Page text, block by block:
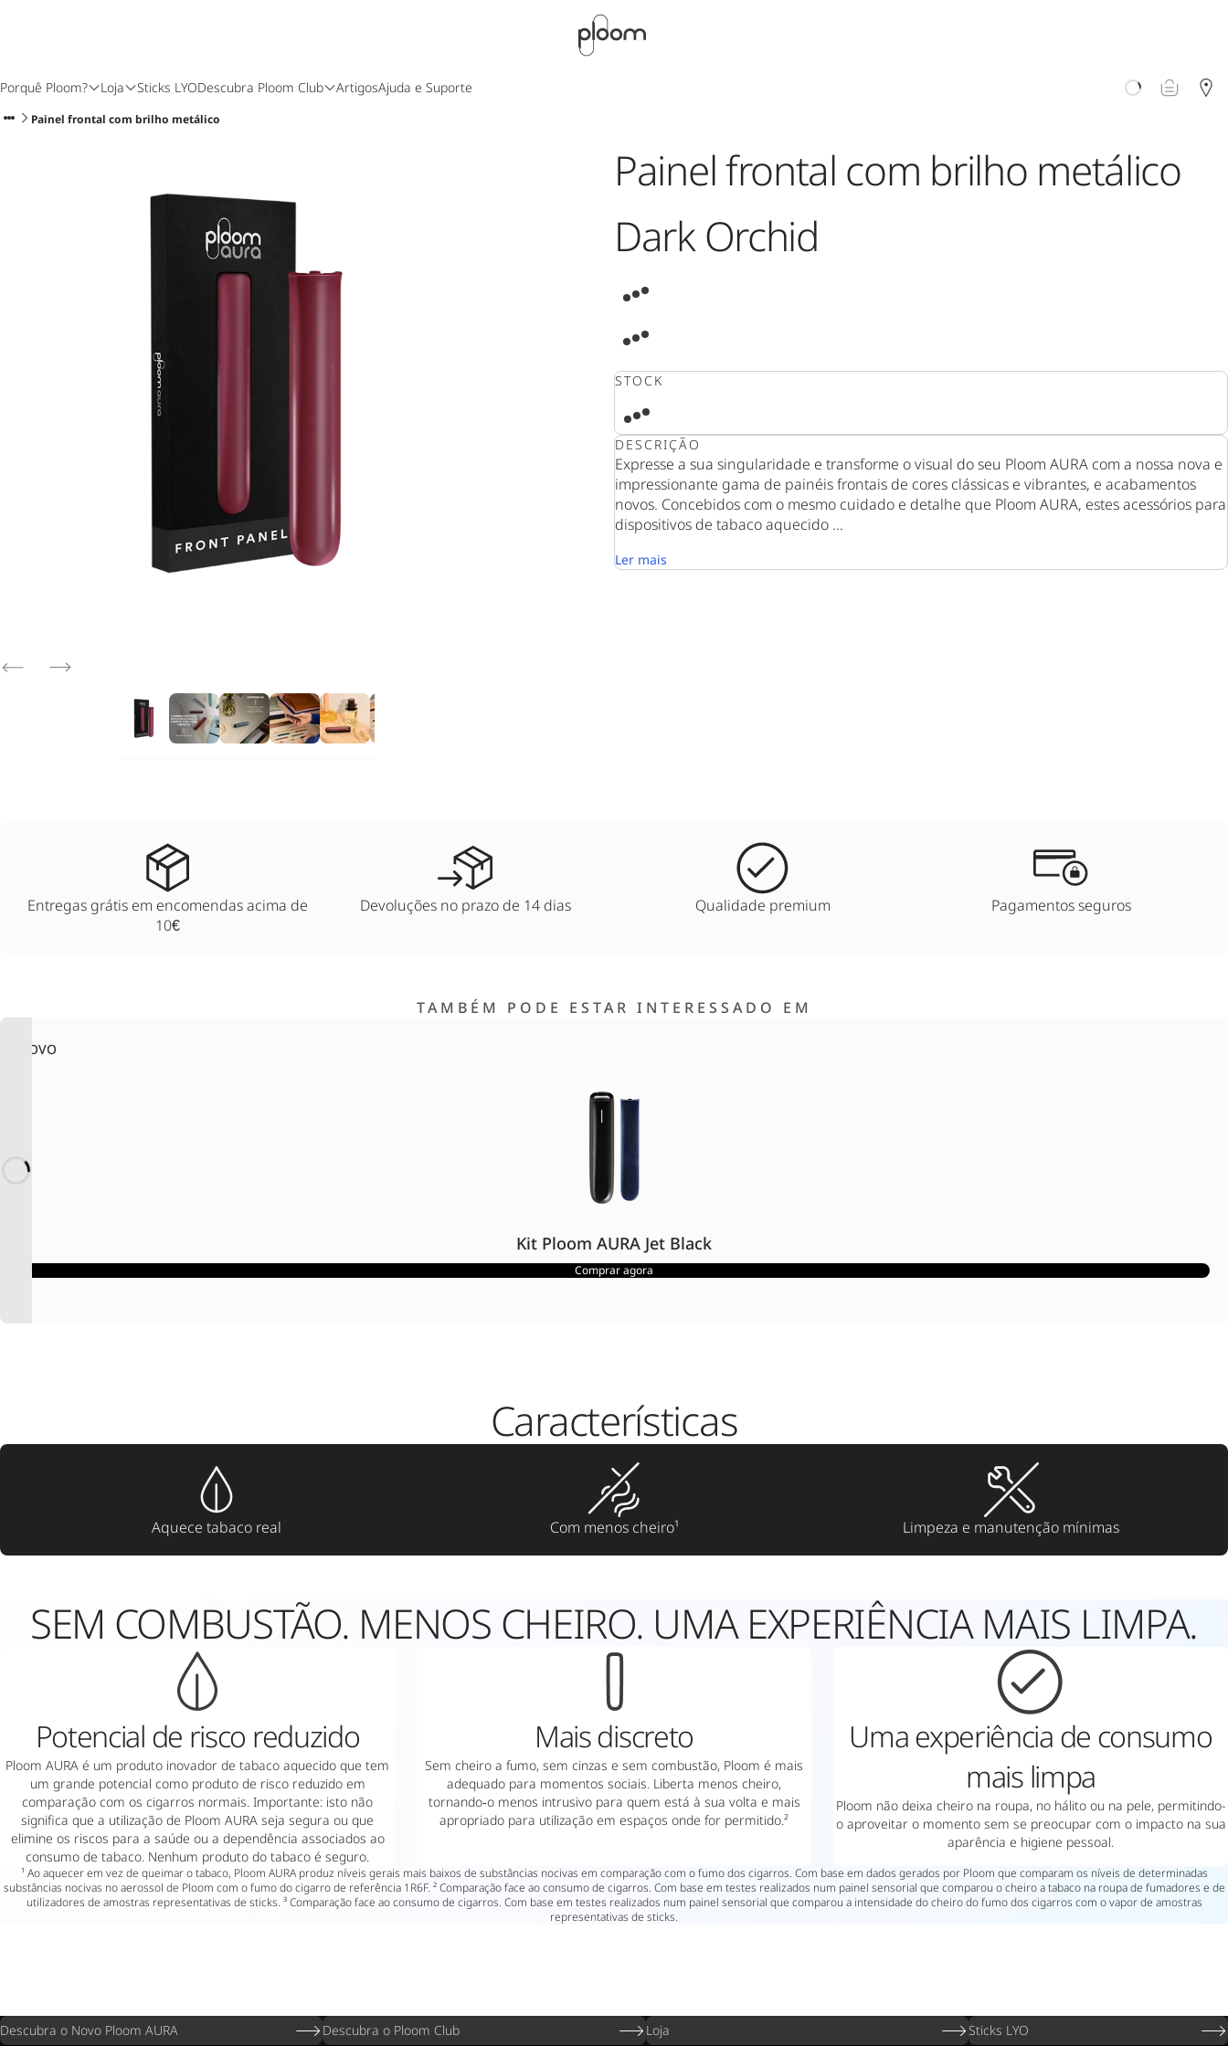
Porquê Ploom? Loja Sticks LYODescubra Ploom Club ArtigosAjuda e Suporte
Painel frontal com brilho metálico
Painel frontal com brilho metálico
Dark Orchid
STOCK
DESCRIÇÃO
Expresse a sua singularidade e transforme o visual do seu Ploom AURA com a nossa nova e
impressionante gama de painéis frontais de cores clássicas e vibrantes, e acabamentos
novos. Concebidos com o mesmo cuidado e detalhe que Ploom AURA, estes acessórios para
dispositivos de tabaco aquecido ...
Ler mais
Entregas grátis em encomendas acima de
10€
Devoluções no prazo de 14 dias Qualidade premium Pagamentos seguros
TAMBÉM PODE ESTAR INTERESSADO EM
NOVO
Kit Ploom AURA Jet Black
Comprar agora
Características
Aquece tabaco real Com menos cheiro¹ Limpeza e manutenção mínimas
SEM COMBUSTÃO. MENOS CHEIRO. UMA EXPERIÊNCIA MAIS LIMPA.
Potencial de risco reduzido
Ploom AURA é um produto inovador de tabaco aquecido que tem
um grande potencial como produto de risco reduzido em
comparação com os cigarros normais. Importante: isto não
significa que a utilização de Ploom AURA seja segura ou que
elimine os riscos para a saúde ou a dependência associados ao
consumo de tabaco. Nenhum produto do tabaco é seguro.
Mais discreto
Sem cheiro a fumo, sem cinzas e sem combustão, Ploom é mais
adequado para momentos sociais. Liberta menos cheiro,
tornando‑o menos intrusivo para quem está à sua volta e mais
apropriado para utilização em espaços onde for permitido.²
Uma experiência de consumo
mais limpa
Ploom não deixa cheiro na roupa, no hálito ou na pele, permitindo-
o aproveitar o momento sem se preocupar com o impacto na sua
aparência e higiene pessoal.
¹ Ao aquecer em vez de queimar o tabaco, Ploom AURA produz níveis gerais mais baixos de substâncias nocivas em comparação com o fumo dos cigarros. Com base em dados gerados por Ploom que comparam os níveis de determinadas
substâncias nocivas no aerossol de Ploom com o fumo do cigarro de referência 1R6F. ² Comparação face ao consumo de cigarros. Com base em testes realizados num painel sensorial que comparou o cheiro a tabaco na roupa de fumadores e de
utilizadores de amostras representativas de sticks. ³ Comparação face ao consumo de cigarros. Com base em testes realizados num painel sensorial que comparou a intensidade do cheiro do fumo dos cigarros com o vapor de amostras
representativas de sticks.
Descubra o Novo Ploom AURA Descubra o Ploom Club Loja Sticks LYO